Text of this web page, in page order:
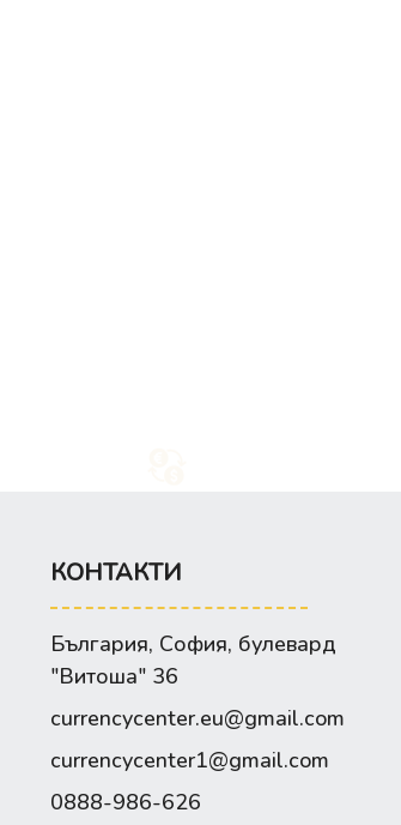
КОНТАКТИ
България, София, булевард
"Витоша" 36
currencycenter.eu@gmail.com
currencycenter1@gmail.com
0888-986-626